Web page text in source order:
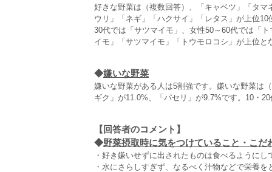
好きな野菜は（複数回答）、「キャベツ」「タ
ウリ」「ネギ」「ハクサイ」「レタス」が上位
30代では「サツマイモ」、女性50～60代では「
イモ」「サツマイモ」「トウモロコシ」が上位と
◆嫌いな野菜
嫌いな野菜がある人は5割強です。嫌いな野菜は
ギク」が11.0%、「パセリ」が9.7%です。10・
【回答者のコメント】
◆野菜摂取時に気をつけていること・こだ
・好き嫌いせずに出されたものは食べるようにし
・水にさらしすぎず、なるべく汁物などで栄養